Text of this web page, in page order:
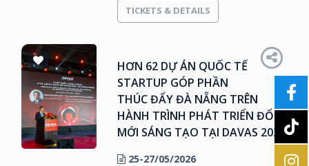
TICKETS & DETAILS
HƠN 62 DỰ ÁN QUỐC TẾ
STARTUP GÓP PHẦN
THÚC ĐẨY ĐÀ NẴNG TRÊN
HÀNH TRÌNH PHÁT TRIỂN ĐỔI
MỚI SÁNG TẠO TẠI DAVAS 2026
25-27/05/2026